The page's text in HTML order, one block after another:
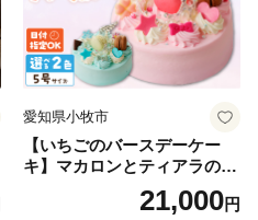
愛知県小牧市
【いちごのバースデーケー
キ】マカロンとティアラのケ
ーキ スイーツ 日時指定可 デ
ザート 洋菓子 お取り寄せ 愛
21,000円